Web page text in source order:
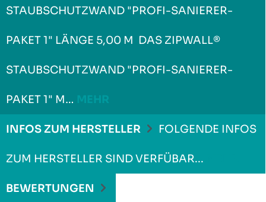
STAUBSCHUTZWAND "PROFI-SANIERER-
PAKET 1" LÄNGE 5,00 M DAS ZIPWALL®
STAUBSCHUTZWAND "PROFI-SANIERER-
PAKET 1" M…
INFOS ZUM HERSTELLER FOLGENDE INFOS
ZUM HERSTELLER SIND VERFÜBAR...
BEWERTUNGEN